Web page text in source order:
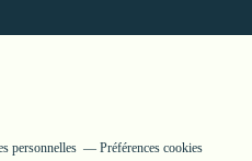
personnelles Préférences cookies